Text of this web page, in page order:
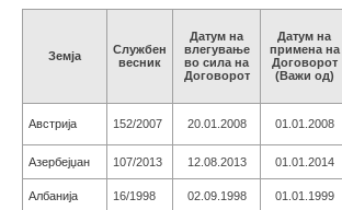
Земја
Службен
весник
Датум на
влегување
во сила на
Договорот
Датум на
примена на
Договорот
(Важи од)
Австрија 152/2007 20.01.2008 01.01.2008
Азербејџан 107/2013 12.08.2013 01.01.2014
Aлбанија 16/1998 02.09.1998 01.01.1999